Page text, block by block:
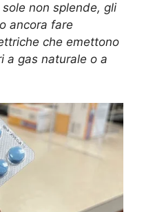
non splende, gli
ancora fare
che emettono
a gas naturale o a